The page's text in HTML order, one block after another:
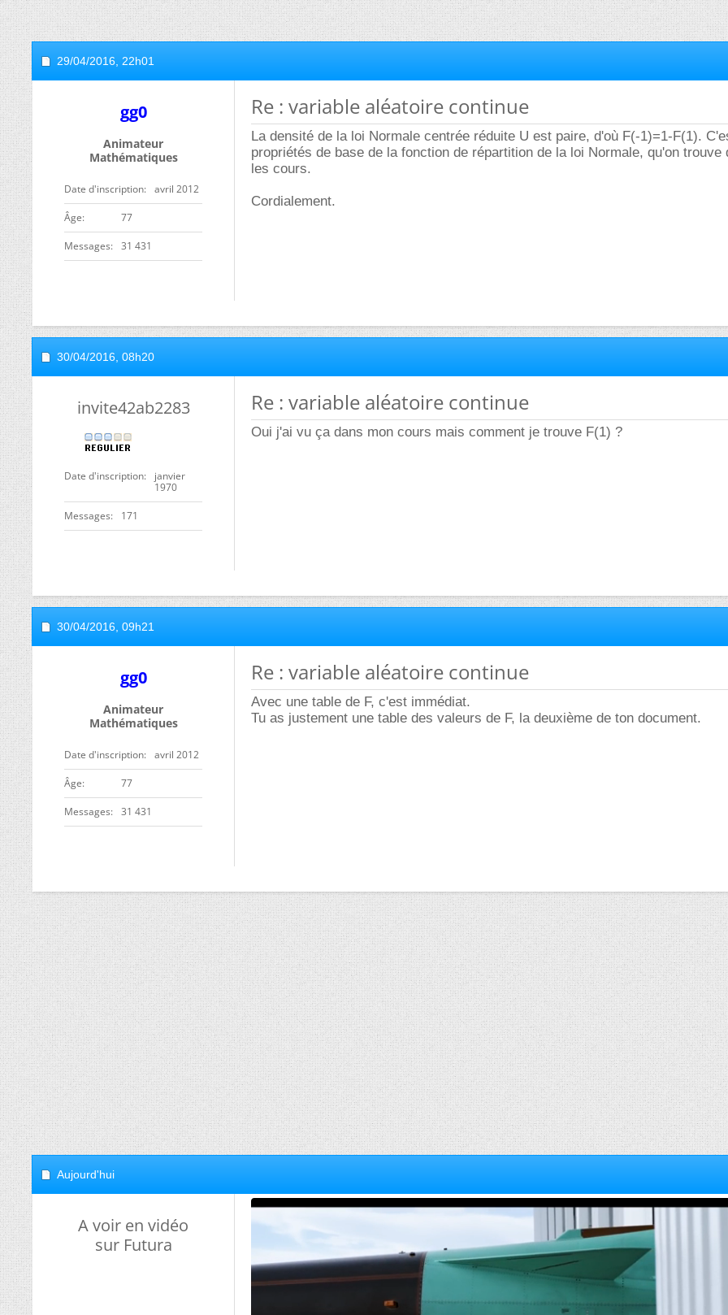
29/04/2016, 22h01
gg0
Animateur
Mathématiques
Date d'inscription avril 2012
ge 77
Messages 31 431
Re : variable aléatoire continue
La densité de la loi Normale centrée réduite U est paire, d'où F(-1)=1-F(1).
propriétés de base de la fonction de répartition de la loi Normale, qu'on trouve
les cours.
Cordialement.
30/04/2016, 08h20
invite42ab2283
Date d'inscription
janvier
1970
Messages 171
Re : variable aléatoire continue
Oui j'ai vu ça dans mon cours mais comment je trouve F(1) ?
30/04/2016, 09h21
gg0
Animateur
Mathématiques
Date d'inscription avril 2012
ge 77
Messages 31 431
Re : variable aléatoire continue
Avec une table de F, c'est immédiat.
Tu as justement une table des valeurs de F, la deuxième de ton document.
Aujourd'hui
A voir en vidéo
sur Futura